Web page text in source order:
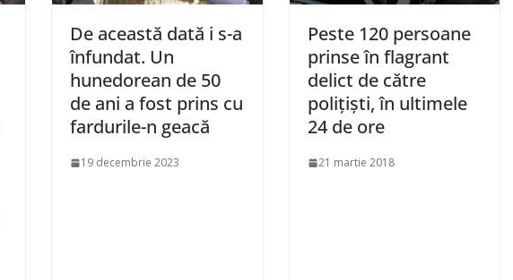
De această dată i s-a
înfundat. Un
hunedorean de 50
de ani a fost prins cu
fardurile-n geacă
19 decembrie 2023
Peste 120 persoane
prinse în flagrant
delict de către
poliţişti, în ultimele
24 de ore
21 martie 2018